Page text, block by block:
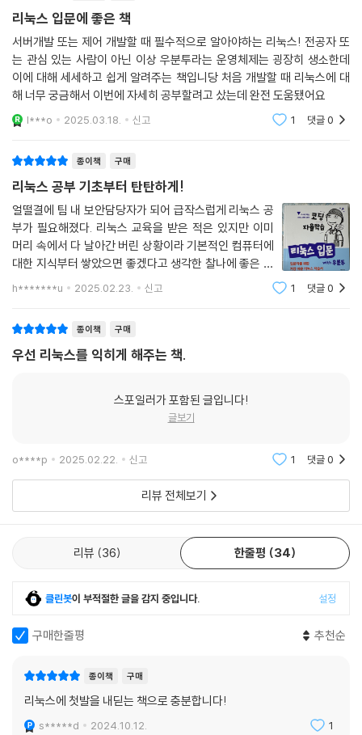
리눅스 입문에 좋은 책
서버개발 또는 제어 개발할 때 필수적으로 알아야하는 리눅스! 전공자 또
는 관심 있는 사람이 아닌 이상 우분투라는 운영체제는 굉장히 생소한데
이에 대해 세세하고 쉽게 알려주는 책입니당 처음 개발할 때 리눅스에 대
해 너무 궁금해서 이번에 자세히 공부할려고 샀는데 완전 도움됐어요
l***o 2025.03.18. 신고 1 댓글0
종이책 구매
리눅스 공부 기초부터 탄탄하게!
얼떨결에 팀 내 보안담당자가 되어 급작스럽게 리눅스 공
부가 필요해졌다. 리눅스 교육을 받은 적은 있지만 이미
머리 속에서 다 날아간 버린 상황이라 기본적인 컴퓨터에
대한 지식부터 쌓았으면 좋겠다고 생각한 찰나에 좋은 책
을 찾게 됐다.기본적으로 운영체제가 뭔지에 대한 설명부
h*******u 2025.02.23. 신고 1 댓글0
종이책 구매
우선 리눅스를 익히게 해주는 책.
스포일러가 포함된 글입니다!
글보기
o****p 2025.02.22. 신고 1 댓글0
리뷰 전체보기
리뷰 36 한줄평 34
클린봇이 부적절한 글을 감지 중입니다. 설정
구매한줄평 추천순
종이책 구매
리눅스에 첫발을 내딛는 책으로 충분합니다!
s*****d 2024.10.12. 1